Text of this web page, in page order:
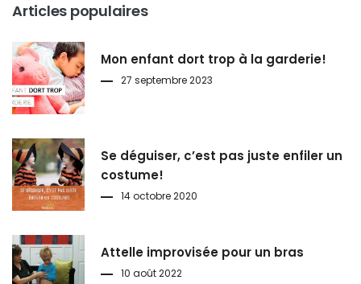
Articles populaires
Mon enfant dort trop à la garderie!
27 septembre 2023
Se déguiser, c’est pas juste enfiler un
costume!
14 octobre 2020
Attelle improvisée pour un bras
10 août 2022